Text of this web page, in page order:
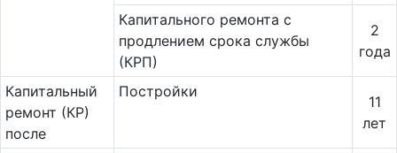
Ка­питального ремонта с
продлением срока службы
(КРП)
2
года
Ка­пи­таль­ный
ремонт (КР)
после
Постройки
11
лет